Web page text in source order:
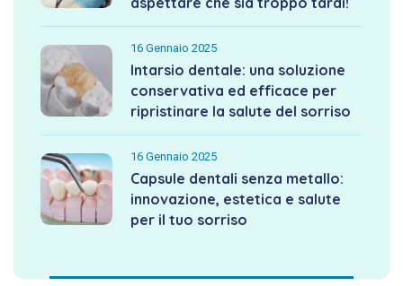
16 Gennaio 2025
Intarsio dentale: una soluzione
conservativa ed efficace per
ripristinare la salute del sorriso
16 Gennaio 2025
Capsule dentali senza metallo:
innovazione, estetica e salute
per il tuo sorriso